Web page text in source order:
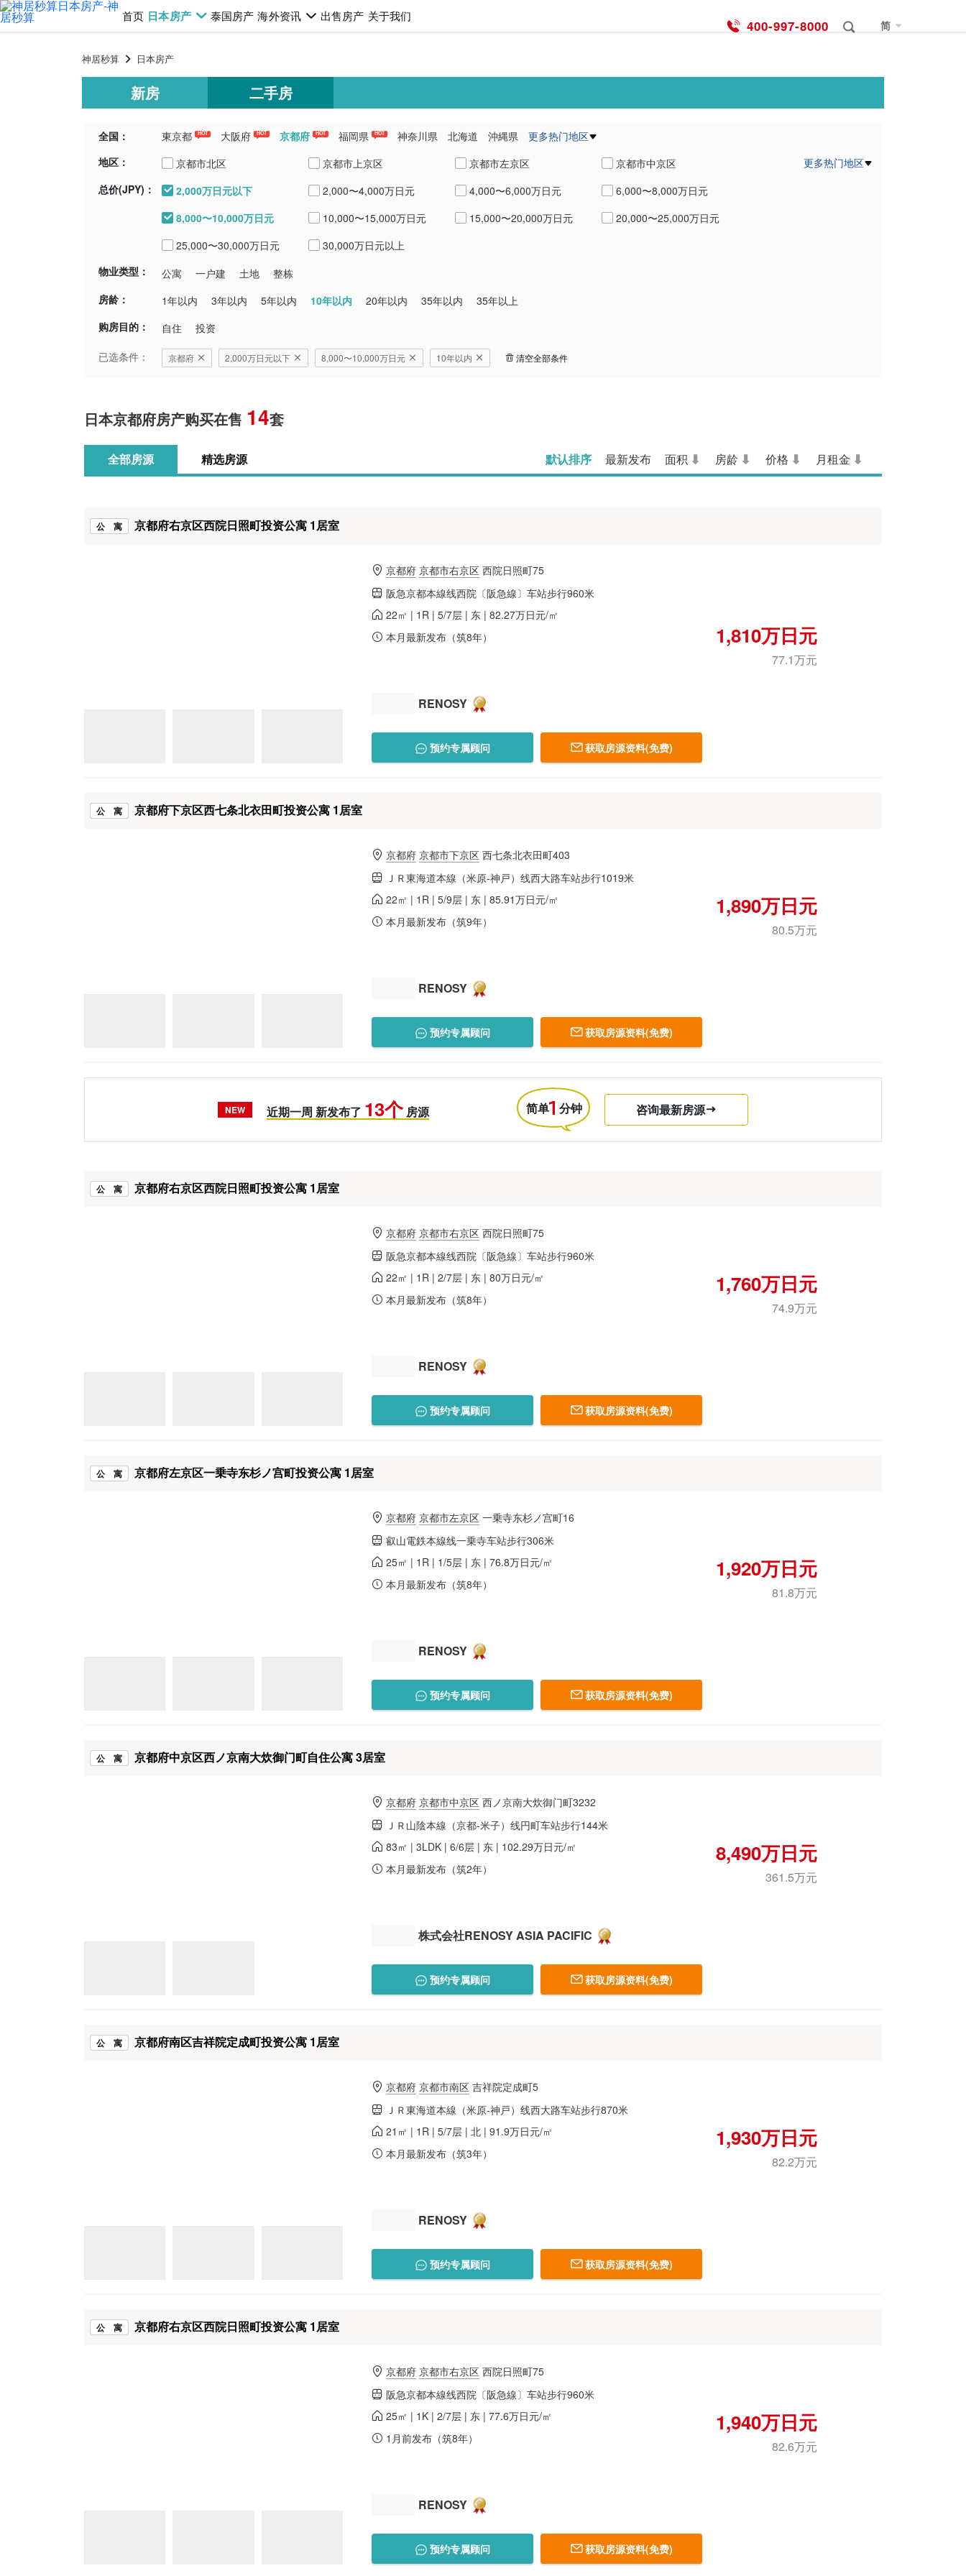
400-997-8000 简
首页 日本房产 泰国房产 海外资讯 出售房产 关于我们
神居秒算 日本房产
新房 二手房
全国： 東京都 HOT 大阪府 HOT 京都府 HOT 福岡県 HOT 神奈川県 北海道 沖縄県
更多热门地区
千葉県
埼玉県 新潟県 愛知県 熊本県
地区： 京都市北区 京都市上京区 京都市左京区
京都市中京区
京都市東山区
京都市下京区 京都市南区
京都市右京区
京都市伏見区
京都市山科区 京都市西京区 宇治市
更多热门地区
总价(JPY)：
2,000万日元以下 2,000〜4,000万日元 4,000〜6,000万日元
6,000〜8,000万日元
8,000〜10,000万日元
10,000〜15,000万日元 15,000〜20,000万日元
20,000〜25,000万日元
25,000〜30,000万日元
30,000万日元以上
物业类型：
公寓 一户建 土地
整栋
房龄：
1年以内 3年以内 5年以内 10年以内 20年以内 35年以内
35年以上
购房目的：
自住
投资
已选条件：
京都府 2,000万日元以下 8,000〜10,000万日元 10年以内 清空全部条件
日本京都府房产购买在售 14套
全部房源 精选房源 默认排序 最新发布 面积 房龄 价格 月租金
公 寓 京都府右京区西院日照町投资公寓 1居室
京都府 京都市右京区 西院日照町75
阪急京都本線线西院〔阪急線〕车站步行960米
22㎡ | 1R | 5/7层 | 东 | 82.27万日元/㎡
本月最新发布（筑8年）
RENOSY
预约专属顾问 获取房源资料(免费)
1,810万日元
77.1万元
公 寓 京都府下京区西七条北衣田町投资公寓 1居室
京都府 京都市下京区 西七条北衣田町403
ＪＲ東海道本線（米原-神戸）线西大路车站步行1019米
22㎡ | 1R | 5/9层 | 东 | 85.91万日元/㎡
本月最新发布（筑9年）
RENOSY
预约专属顾问 获取房源资料(免费)
1,890万日元
80.5万元
NEW 近期一周 新发布了 13个房源 简单 分钟 咨询最新房源
公 寓 京都府右京区西院日照町投资公寓 1居室
京都府 京都市右京区 西院日照町75
阪急京都本線线西院〔阪急線〕车站步行960米
22㎡ | 1R | 2/7层 | 东 | 80万日元/㎡
本月最新发布（筑8年）
RENOSY
预约专属顾问 获取房源资料(免费)
1,760万日元
74.9万元
公 寓 京都府左京区一乗寺东杉ノ宫町投资公寓 1居室
京都府 京都市左京区 一乗寺东杉ノ宫町16
叡山電鉄本線线一乗寺车站步行306米
25㎡ | 1R | 1/5层 | 东 | 76.8万日元/㎡
本月最新发布（筑8年）
RENOSY
预约专属顾问 获取房源资料(免费)
1,920万日元
81.8万元
公 寓 京都府中京区西ノ京南大炊御门町自住公寓 3居室
京都府 京都市中京区 西ノ京南大炊御门町3232
ＪＲ山陰本線（京都-米子）线円町车站步行144米
83㎡ | 3LDK | 6/6层 | 东 | 102.29万日元/㎡
本月最新发布（筑2年）
株式会社RENOSY ASIA PACIFIC
预约专属顾问 获取房源资料(免费)
8,490万日元
361.5万元
公 寓 京都府南区吉祥院定成町投资公寓 1居室
京都府 京都市南区 吉祥院定成町5
ＪＲ東海道本線（米原-神戸）线西大路车站步行870米
21㎡ | 1R | 5/7层 | 北 | 91.9万日元/㎡
本月最新发布（筑3年）
RENOSY
预约专属顾问 获取房源资料(免费)
1,930万日元
82.2万元
公 寓 京都府右京区西院日照町投资公寓 1居室
京都府 京都市右京区 西院日照町75
阪急京都本線线西院〔阪急線〕车站步行960米
25㎡ | 1K | 2/7层 | 东 | 77.6万日元/㎡
1月前发布（筑8年）
RENOSY
预约专属顾问 获取房源资料(免费)
1,940万日元
82.6万元